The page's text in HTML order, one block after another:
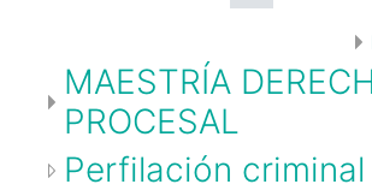
MAESTRÍA
PROCESAL
Perfilación criminal